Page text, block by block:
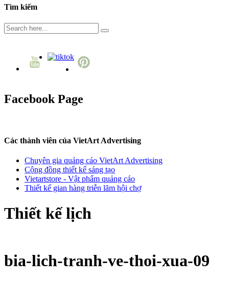
Tìm kiếm
Facebook Page
Các thành viên của VietArt Advertising
Chuyên gia quảng cáo VietArt Advertising
Cộng đồng thiết kế sáng tạo
Vietartstore - Vật phẩm quảng cáo
Thiết kế gian hàng triễn lãm hội chợ
Thiết kế lịch
bia-lich-tranh-ve-thoi-xua-09